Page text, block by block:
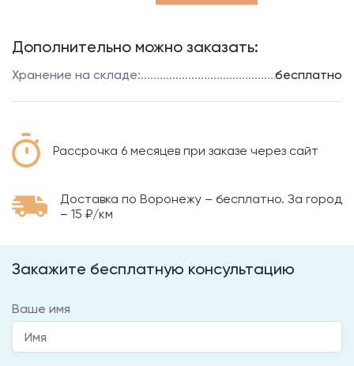
Дополнительно можно заказать:
Хранение на складе: бесплатно
Рассрочка 6 месяцев при заказе через сайт
Доставка по Воронежу – бесплатно. За город
– 15 ₽/км
Закажите бесплатную консультацию
Ваше имя